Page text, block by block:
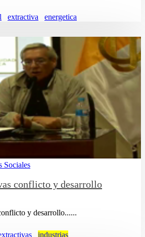
extractiva energetica
Sociales
conflicto y desarrollo
y desarrollo......
industrias